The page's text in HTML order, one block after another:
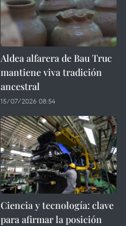
Aldea alfarera de Bau Truc
mantiene viva tradición
ancestral
15/07/2026 08:54
Ciencia y tecnología: clave
para afirmar la posición